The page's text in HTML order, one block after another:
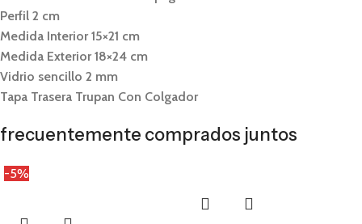
Perfil 2 cm
Medida Interior 15×21 cm
Medida Exterior 18×24 cm
Vidrio sencillo 2 mm
Tapa Trasera Trupan Con Colgador
frecuentemente comprados juntos
-5%